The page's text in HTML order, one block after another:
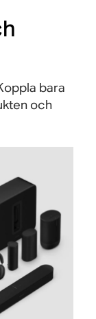
bara
och